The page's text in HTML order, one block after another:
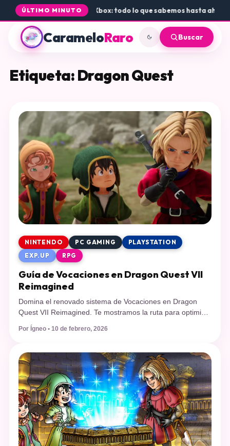
ÚLTIMO MINUTO
Rogue Core a PS5 y Xbox: todo lo que sabemos hasta ahora•
CarameloRaro Buscar
Etiqueta:Dragon Quest
NINTENDO PC GAMING
PLAYSTATION
EXP.UP
RPG
Guía de Vocaciones en Dragon Quest VII
Reimagined
Domina el renovado sistema de Vocaciones en Dragon
Quest VII Reimagined. Te mostramos la ruta para optimizar
tus clases, llegar a la Abadía de Vocatio y obtener el rango
de Héroe en la versión definitiva de este clásico JRPG. El
de febrero de 2026 ha sido […]
Por Ígneo • 10 de febrero, 2026